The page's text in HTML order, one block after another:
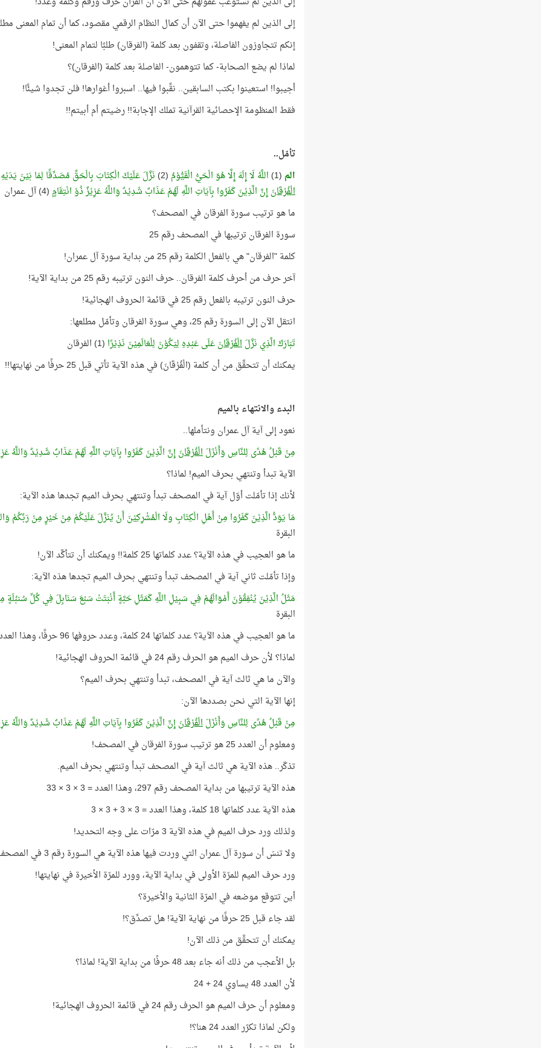
إلى الذين لم يفهموا حتى الآن أن كمال النظام الرقمي مقصود، كما أن تمام المعنى
إنكم تتجاوزون الفاصلة، وتقفون بعد كلمة (الفرقان) طلبًا لتمام المعنى!
لماذا لم يضع الصحابة- كما تتوهمون- الفاصلة بعد كلمة (الفرقان)؟
أجيبوا! استعينوا بكتب السابقين.. نقِّبوا فيها.. اسبروا أغوارها! فلن تجدوا شيئًا!
فقط المنظومة الإحصائية القرآنية تملك الإجابة!! رضيتم أم أبيتم!!
تأمّل..
الم (1) اللَّهُ لَا إِلَهَ إِلَّا هُوَ الْحَيُّ الْقَيُّوْمُ (2) نَزَّلَ عَلَيْكَ الْكِتَابَ بِالْحَقِّ مُصَدِّقًا لِمَا بَيْنَ يَدَيْهِ
الْفُرْقَانَإِنَّ الَّذِيْنَ كَفَرُوا بِآيَاتِ اللَّهِ لَهُمْ عَذَابٌ شَدِيْدٌ وَاللَّهُ عَزِيْزٌ ذُوْ انْتِقَامٍ (4) آل عمران
ما هو ترتيب سورة الفرقان في المصحف؟
سورة الفرقان ترتيبها في المصحف رقم 25
كلمة "الفرقان" هي بالفعل الكلمة رقم 25 من بداية سورة آل عمران!
آخر حرف من أحرف كلمة الفرقان.. حرف النون ترتيبه رقم 25 من بداية الآية!
حرف النون ترتيبه بالفعل رقم 25 في قائمة الحروف الهجائية!
انتقل الآن إلى السورة رقم 25، وهي سورة الفرقان وتأمّل مطلعها:
تَبَارَكَ الَّذِي نَزَّلَالْفُرْقَانَعَلَى عَبْدِهِ لِيَكُوْنَ لِلْعَالَمِيْنَ نَذِيْرًا (1) الفرقان
يمكنك أن تتحقَّق من أن كلمة (الْفُرْقَانَ) في هذه الآية تأتي قبل 25 حرفًا من نهايتها!!
البدء والانتهاء بالميم
نعود إلى آية آل عمران ونتأملها..
مِنْ قَبْلُ هُدًى لِلنَّاسِ وَأَنْزَلَالْفُرْقَانَإِنَّ الَّذِيْنَ كَفَرُوا بِآيَاتِ اللَّهِ لَهُمْ عَذَابٌ شَدِيْدٌ وَاللَّهُ
الآية تبدأ وتنتهي بحرف الميم! لماذا؟
لأنك إذا تأمّلت أوّل آية في المصحف تبدأ وتنتهي بحرف الميم تجدها هذه الآية:
مَا يَوَدُّ الَّذِيْنَ كَفَرُوا مِنْ أَهْلِ الْكِتَابِ ولَا الْمُشْرِكِيْنَ أَنْ يُنَزَّلَ عَلَيْكُمْ مِنْ خَيْرٍ مِنْ رَبِّكُمْ
البقرة
ما هو العجيب في هذه الآية؟ عدد كلماتها 25 كلمة!! ويمكنك أن تتأكَّد الآن!
وإذا تأمّلت ثاني آية في المصحف تبدأ وتنتهي بحرف الميم تجدها هذه الآية:
مَثَلُ الَّذِيْنَ يُنْفِقُوْنَ أَمْوَالَهُمْ فِي سَبِيْلِ اللَّهِ كَمَثَلِ حَبَّةٍ أَنْبَتَتْ سَبْعَ سَنَابِلَ فِي كُلِّ سُنبُلَةٍ
البقرة
ما هو العجيب في هذه الآية؟ عدد كلماتها 24 كلمة، وعدد حروفها 96 حرفًا، وهذا العدد = 24 × 4
لماذا؟ لأن حرف الميم هو الحرف رقم 24 في قائمة الحروف الهجائية!
والآن ما هي ثالث آية في المصحف، تبدأ وتنتهي بحرف الميم؟
إنها الآية التي نحن بصددها الآن:
مِنْ قَبْلُ هُدًى لِلنَّاسِ وَأَنْزَلَالْفُرْقَانَإِنَّ الَّذِيْنَ كَفَرُوا بِآيَاتِ اللَّهِ لَهُمْ عَذَابٌ شَدِيْدٌ وَاللَّهُ
ومعلوم أن العدد 25 هو ترتيب سورة الفرقان في المصحف!
تذكّر.. هذه الآية هي ثالث آية في المصحف تبدأ وتنتهي بحرف الميم.
هذه الآية ترتيبها من بداية المصحف رقم 297، وهذا العدد = 3 × 3 × 33
هذه الآية عدد كلماتها 18 كلمة، وهذا العدد = 3 × 3 + 3 × 3
ولذلك ورد حرف الميم في هذه الآية 3 مرّات على وجه التحديد!
ولا تنسَ أن سورة آل عمران التي وردت فيها هذه الآية هي السورة رقم 3 في المصحف!
ورد حرف الميم للمرّة الأولى في بداية الآية، وورد للمرّة الأخيرة في نهايتها!
أين تتوقع موضعه في المرّة الثانية والأخيرة؟
لقد جاء قبل 25 حرفًا من نهاية الآية! هل تصدِّق؟!
يمكنك أن تتحقَّق من ذلك الآن!
بل الأعجب من ذلك أنه جاء بعد 48 حرفًا من بداية الآية! لماذا؟
لأن العدد 48 يساوي 24 + 24
ومعلوم أن حرف الميم هو الحرف رقم 24 في قائمة الحروف الهجائية!
ولكن لماذا تكرّر العدد 24 هنا؟!